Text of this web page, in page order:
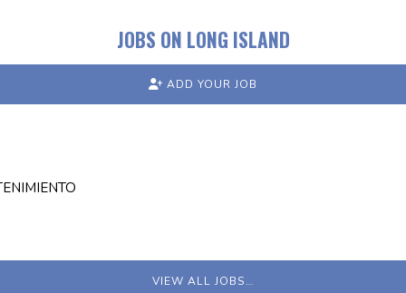
JOBS ON LONG ISLAND
ADD YOUR JOB
VIEW ALL JOBS…